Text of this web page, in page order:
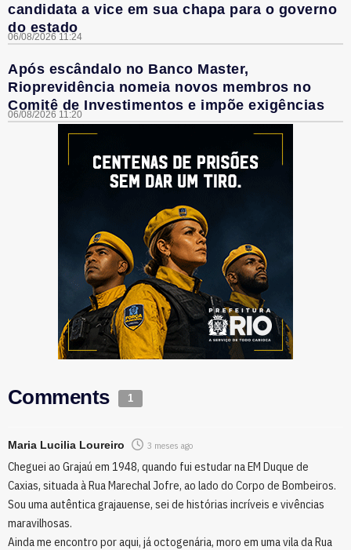
candidata a vice em sua chapa para o governo
do estado
06/08/2026 11:24
Após escândalo no Banco Master,
Rioprevidência nomeia novos membros no
Comitê de Investimentos e impõe exigências
06/08/2026 11:20
Comments 1
Maria Lucilia Loureiro 3 meses ago
Cheguei ao Grajaú em 1948, quando fui estudar na EM Duque de
Caxias, situada à Rua Marechal Jofre, ao lado do Corpo de Bombeiros.
Sou uma autêntica grajauense, sei de histórias incríveis e vivências
maravilhosas.
Ainda me encontro por aqui, já octogenária, moro em uma vila da Rua